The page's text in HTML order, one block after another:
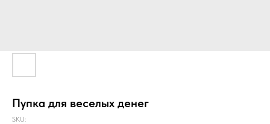
Пупка для веселых денег
SKU: